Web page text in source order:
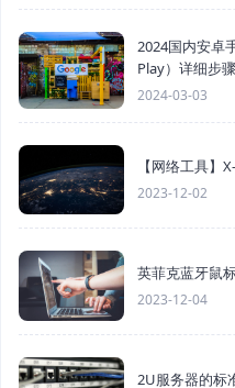
2024国内安卓
Play）详细步骤
2024-03-03
【网络工具】
2023-12-02
英菲克蓝牙鼠
2023-12-04
2U服务器的标